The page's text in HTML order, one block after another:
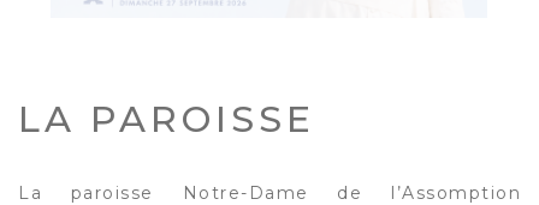
LA PAROISSE
La paroisse Notre-Dame de l’Assomption